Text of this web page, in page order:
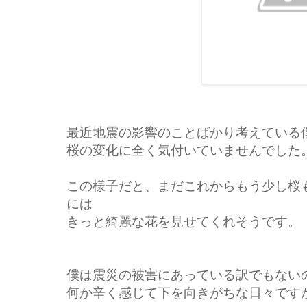
最近地震の影響のことばかり考えている
桜の変化に全く気付いていませんでした
この様子だと、まだこれからもう少し
には
きっと綺麗な花を見せてくれそうです。
僕は震災の被害にあっている訳でもない
何か辛く感じて下を向きがちな日々です